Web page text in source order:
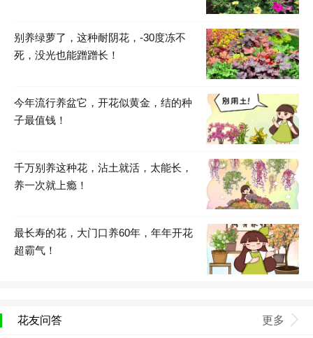
别养绿萝了，这种耐阴花，-30度冻不
死，没光也能蹭蹭长！
今年流行养盆它，开花似黄金，结的种
子最值钱！
千万别养这种花，沾土就活，太能长，
养一次就上瘾！
最长寿的花，大门口养60年，年年开花
超霸气！
花友问答 更多